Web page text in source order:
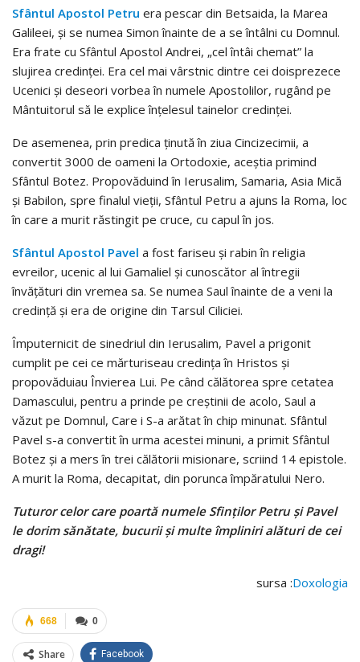
Sfântul Apostol Petru era pescar din Betsaida, la Marea
Galileei, şi se numea Simon înainte de a se întâlni cu Domnul.
Era frate cu Sfântul Apostol Andrei, „cel întâi chemat” la
slujirea credinţei. Era cel mai vârstnic dintre cei doisprezece
Ucenici şi deseori vorbea în numele Apostolilor, rugând pe
Mântuitorul să le explice înţelesul tainelor credinţei.
De asemenea, prin predica ținută în ziua Cincizecimii, a
convertit 3000 de oameni la Ortodoxie, aceștia primind
Sfântul Botez. Propovăduind în Ierusalim, Samaria, Asia Mică
și Babilon, spre finalul vieții, Sfântul Petru a ajuns la Roma, loc
în care a murit răstingit pe cruce, cu capul în jos.
Sfântul Apostol Pavel a fost fariseu şi rabin în religia
evreilor, ucenic al lui Gamaliel şi cunoscător al întregii
învăţături din vremea sa. Se numea Saul înainte de a veni la
credinţă şi era de origine din Tarsul Ciliciei.
Împuternicit de sinedriul din Ierusalim, Pavel a prigonit
cumplit pe cei ce mărturiseau credinţa în Hristos şi
propovăduiau Învierea Lui. Pe când călătorea spre cetatea
Damascului, pentru a prinde pe creştinii de acolo, Saul a
văzut pe Domnul, Care i S-a arătat în chip minunat. Sfântul
Pavel s-a convertit în urma acestei minuni, a primit Sfântul
Botez și a mers în trei călătorii misionare, scriind 14 epistole.
A murit la Roma, decapitat, din porunca împăratului Nero.
Tuturor celor care poartă numele Sfinţilor Petru şi Pavel
le dorim sănătate, bucurii şi multe împliniri alături de cei
dragi!
sursa :Doxologia
0
668
Share Facebook